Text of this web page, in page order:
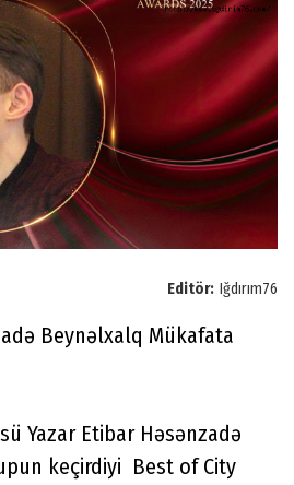
Editör: Iğdırım76
Beynəlxalq Mükafata
Yazar Etibar Həsənzadə
keçirdiyi Best of City